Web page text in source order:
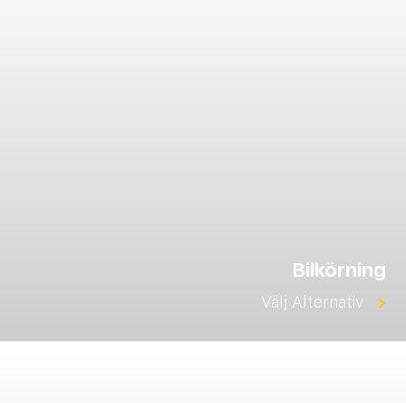
Bilkörning
Välj Alternativ